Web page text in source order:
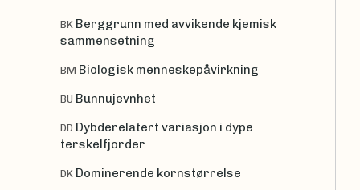
BK Berggrunn med avvikende kjemisk
sammensetning
BM Biologisk menneskepåvirkning
BU Bunnujevnhet
DD Dybderelatert variasjon i dype
terskelfjorder
DK Dominerende kornstørrelse